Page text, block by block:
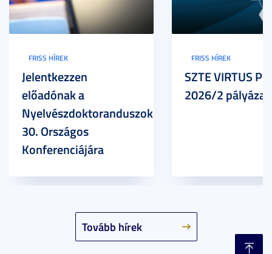
Tovább hírek
FRISS HÍREK
Jelentkezzen
előadónak a
Nyelvészdoktoranduszok
30. Országos
Konferenciájára
FRISS HÍREK
SZTE VIRTUS
2026/2